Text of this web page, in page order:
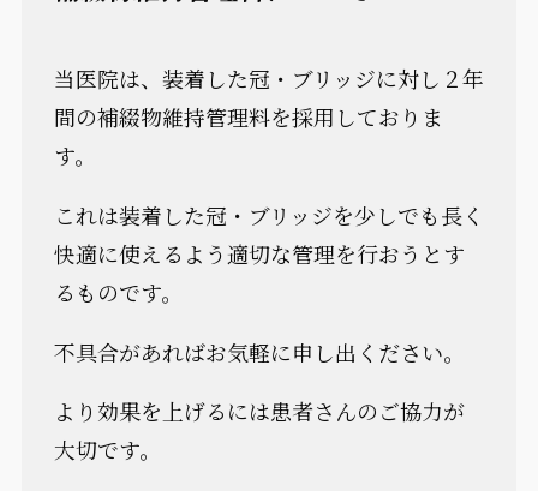
当医院は、装着した冠・ブリッジに対し２年
間の補綴物維持管理料を採用しておりま
す。
これは装着した冠・ブリッジを少しでも長く
快適に使えるよう適切な管理を行おうとす
るものです。
不具合があればお気軽に申し出ください。
より効果を上げるには患者さんのご協力が
大切です。